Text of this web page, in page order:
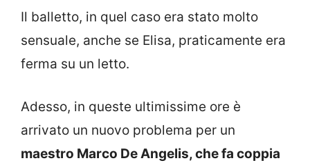
Il balletto, in quel caso era stato molto
sensuale, anche se Elisa, praticamente era
ferma su un letto.
Adesso, in queste ultimissime ore è
arrivato un nuovo problema per un
maestro Marco De Angelis, che fa coppia